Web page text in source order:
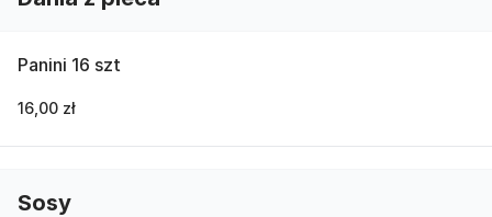
Panini 16 szt
16,00 zł
Sosy